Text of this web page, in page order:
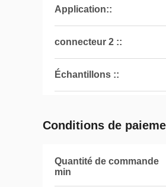
Application::
connecteur 2 ::
Échantillons ::
Conditions de
Quantité de commande
min